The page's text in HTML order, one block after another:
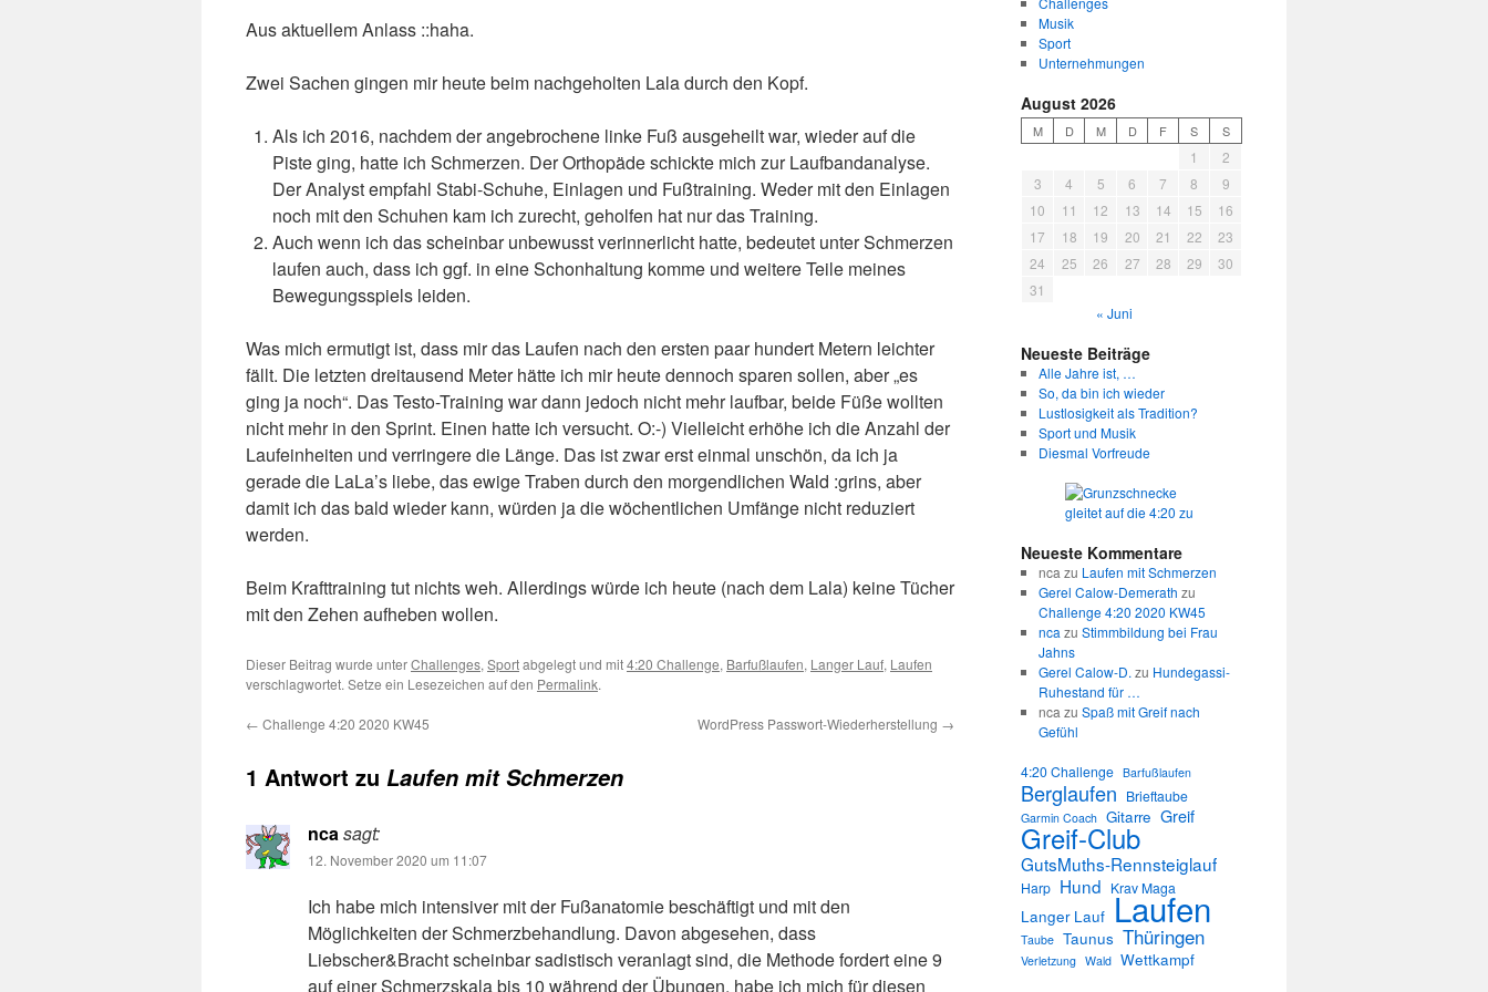
Aus aktuellem Anlass ::haha.
Zwei Sachen gingen mir heute beim nachgeholten Lala durch den Kopf.
Als ich 2016, nachdem der angebrochene linke Fuß ausgeheilt war, wieder auf die
Piste ging, hatte ich Schmerzen. Der Orthopäde schickte mich zur Laufbandanalyse.
Der Analyst empfahl Stabi-Schuhe, Einlagen und Fußtraining. Weder mit den Einlagen
noch mit den Schuhen kam ich zurecht, geholfen hat nur das Training.
Auch wenn ich das scheinbar unbewusst verinnerlicht hatte, bedeutet unter Schmerzen
laufen auch, dass ich ggf. in eine Schonhaltung komme und weitere Teile meines
Bewegungsspiels leiden.
Was mich ermutigt ist, dass mir das Laufen nach den ersten paar hundert Metern leichter
fällt. Die letzten dreitausend Meter hätte ich mir heute dennoch sparen sollen, aber „es
ging ja noch“. Das Testo-Training war dann jedoch nicht mehr laufbar, beide Füße wollten
nicht mehr in den Sprint. Einen hatte ich versucht. O:-) Vielleicht erhöhe ich die Anzahl der
Laufeinheiten und verringere die Länge. Das ist zwar erst einmal unschön, da ich ja
gerade die LaLa’s liebe, das ewige Traben durch den morgendlichen Wald :grins, aber
damit ich das bald wieder kann, würden ja die wöchentlichen Umfänge nicht reduziert
werden.
Beim Krafttraining tut nichts weh. Allerdings würde ich heute (nach dem Lala) keine Tücher
mit den Zehen aufheben wollen.
Dieser Beitrag wurde unterChallenges, Sportabgelegt und mit4:20 Challenge, Barfußlaufen, Langer Lauf, Laufen
verschlagwortet. Setze ein Lesezeichen auf den Permalink.
← Challenge 4:20 2020 KW45 WordPress Passwort-Wiederherstellung →
1 Antwort zu Laufen mit Schmerzen
ncasagt:
12. November 2020 um 11:07
Ich habe mich intensiver mit der Fußanatomie beschäftigt und mit den
Möglichkeiten der Schmerzbehandlung. Davon abgesehen, dass
Liebscher&Bracht scheinbar sadistisch veranlagt sind, die Methode fordert eine 9
auf einer Schmerzskala bis 10 während der Übungen, habe ich mich für diesen
Musik
Sport
Unternehmungen
August 2026
M D M D F S S
1
2
3
4 5 6 7 8
9
10
11 12 13 14 15
16
17
18 19 20 21 22
23
24
25 26 27 28 29
30
31
« Juni
Neueste Beiträge
Alle Jahre ist, …
So, da bin ich wieder
Lustlosigkeit als Tradition?
Sport und Musik
Diesmal Vorfreude
Neueste Kommentare
nca zu Laufen mit Schmerzen
Gerel Calow-Demerath zu
Challenge 4:20 2020 KW45
nca zu Stimmbildung bei Frau
Jahns
Gerel Calow-D. zu Hundegassi-
Ruhestand für …
nca zu Spaß mit Greif nach
Gefühl
4:20 Challenge Barfußlaufen
Berglaufen Brieftaube
Garmin Coach Gitarre Greif
Greif-Club
GutsMuths-Rennsteiglauf
Harp Hund Krav Maga
Langer Lauf Laufen
Taube Taunus Thüringen
Verletzung Wald Wettkampf